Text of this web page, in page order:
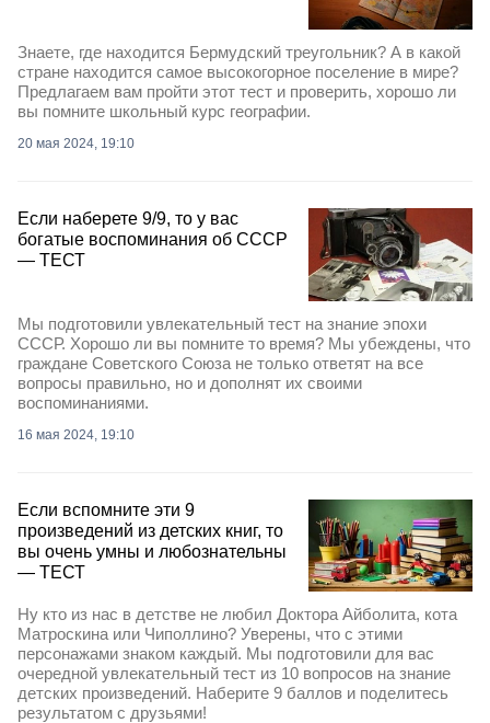
Знаете, где находится Бермудский треугольник? А в какой
стране находится самое высокогорное поселение в мире?
Предлагаем вам пройти этот тест и проверить, хорошо ли
вы помните школьный курс географии.
20 мая 2024, 19:10
Если наберете 9/9, то у вас
богатые воспоминания об СССР
— ТЕСТ
Мы подготовили увлекательный тест на знание эпохи
СССР. Хорошо ли вы помните то время? Мы убеждены, что
граждане Советского Союза не только ответят на все
вопросы правильно, но и дополнят их своими
воспоминаниями.
16 мая 2024, 19:10
Если вспомните эти 9
произведений из детских книг, то
вы очень умны и любознательны
— ТЕСТ
Ну кто из нас в детстве не любил Доктора Айболита, кота
Матроскина или Чиполлино? Уверены, что с этими
персонажами знаком каждый. Мы подготовили для вас
очередной увлекательный тест из 10 вопросов на знание
детских произведений. Наберите 9 баллов и поделитесь
результатом с друзьями!